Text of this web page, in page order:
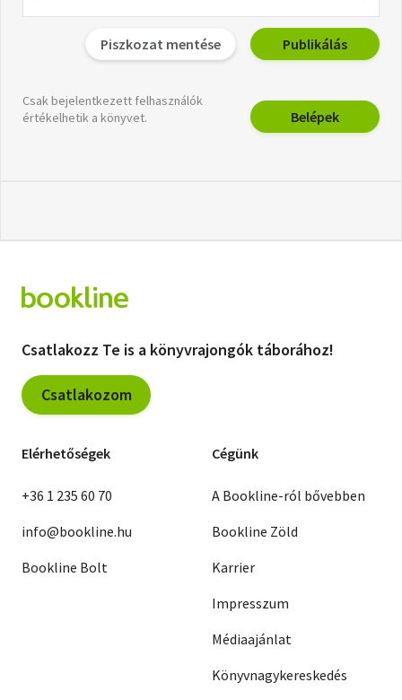
Piszkozat mentése Publikálás
Csak bejelentkezett felhasználók
értékelhetik a könyvet.
Belépek
Csatlakozz Te is a könyvrajongók táborához!
Csatlakozom
Elérhetőségek
+36 1 235 60 70
info@bookline.hu
Bookline Bolt
Cégünk
A Bookline-ról bővebben
Bookline Zöld
Karrier
Impresszum
Médiaajánlat
Könyvnagykereskedés